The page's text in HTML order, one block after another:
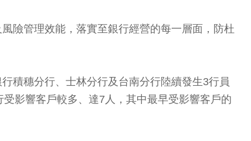
險管理效能，落實至銀行經營的每一層面，防杜
積穗分行、士林分行及台南分行陸續發生3行員
影響客戶較多、達7人，其中最早受影響客戶的